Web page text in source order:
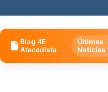
Blog 4E
Atacadista
Últimas
Notícias